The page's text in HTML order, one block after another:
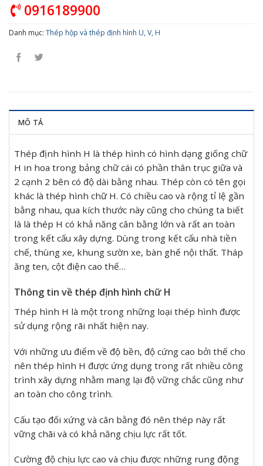
0916189900
Danh mục: Thép hộp và thép định hình U, V, H
MÔ TẢ
Thép định hình H là thép hình có hình dạng giống chữ
H in hoa trong bảng chữ cái có phần thân trục giữa và
2 cạnh 2 bên có độ dài bằng nhau. Thép còn có tên gọi
khác là thép hình chữ H. Có chiều cao và rộng tỉ lệ gần
bằng nhau, qua kích thước này cũng cho chúng ta biết
là là thép H có khả năng cân bằng lớn và rất an toàn
trong kết cấu xây dựng. Dùng trong kết cấu nhà tiền
chế, thùng xe, khung sườn xe, bàn ghế nội thất. Tháp
ăng ten, cột điện cao thế…
Thông tin về thép định hình chữ H
Thép hình H là một trong những loại thép hình được
sử dụng rộng rãi nhất hiện nay.
Với những ưu điểm về độ bền, độ cứng cao bởi thế cho
nên thép hình H được ứng dụng trong rất nhiều công
trình xây dựng nhằm mang lại độ vững chắc cũng như
an toàn cho công trình.
Cấu tạo đối xứng và cân bằng đó nên thép này rất
vững chãi và có khả năng chịu lực rất tốt.
Cường độ chịu lực cao và chịu được những rung động